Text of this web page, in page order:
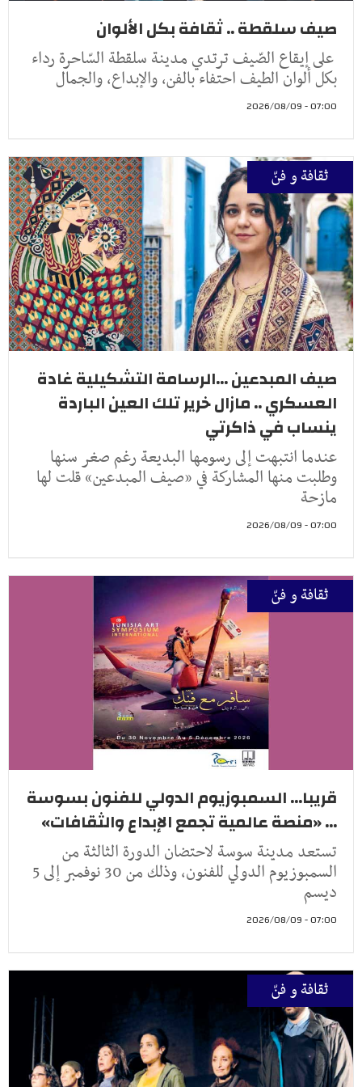
صيف سلقطة .. ثقافة بكل الألوان
على إيقاع الصّيف ترتدي مدينة سلقطة السّاحرة رداء
بكل ألوان الطيف احتفاء بالفن، والإبداع، والجمال
07:00 - 2026/08/09
ثقافة و فنّ
صيف المبدعين ...الرسامة التشكيلية غادة
العسكري .. مازال خرير تلك العين الباردة
ينساب في ذاكرتي
عندما انتبهت إلى رسومها البديعة رغم صغر سنها
وطلبت منها المشاركة في «صيف المبدعين» قلت لها
مازحة
07:00 - 2026/08/09
ثقافة و فنّ
قريبا... السمبوزيوم الدولي للفنون بسوسة
... «منصة عالمية تجمع الإبداع والثقافات»
تستعد مدينة سوسة لاحتضان الدورة الثالثة من
السمبوزيوم الدولي للفنون، وذلك من 30 نوفمبر إلى 5
ديسم
07:00 - 2026/08/09
ثقافة و فنّ